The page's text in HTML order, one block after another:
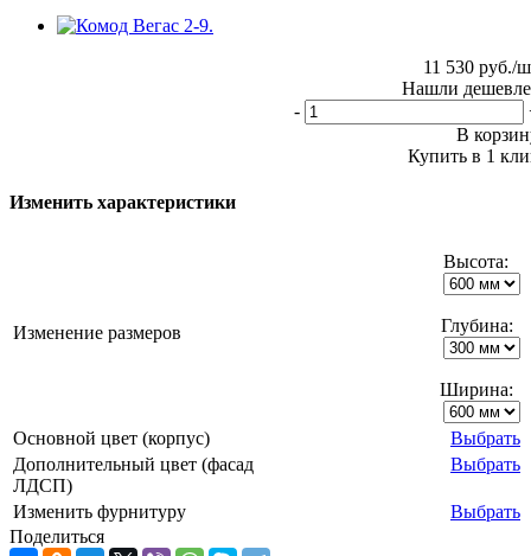
11 530 руб./
Нашли
-
В
Купить в 1
Изменить характеристики
Изменение размеров
Высота:
Глубина:
Ширина:
Основной цвет (корпус)
Выбрать
Дополнительный цвет (фасад
ЛДСП)
Выбрать
Изменить фурнитуру
Выбрать
Поделиться